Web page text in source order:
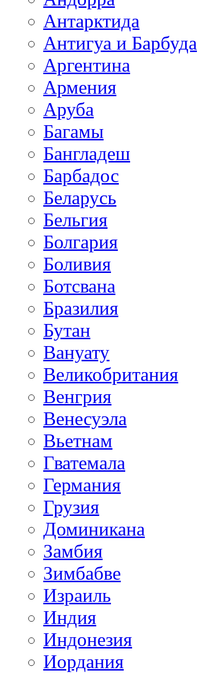
Антарктида
Антигуа и Барбуда
Аргентина
Армения
Аруба
Багамы
Бангладеш
Барбадос
Беларусь
Бельгия
Болгария
Боливия
Ботсвана
Бразилия
Бутан
Вануату
Великобритания
Венгрия
Венесуэла
Вьетнам
Гватемала
Германия
Грузия
Доминикана
Замбия
Зимбабве
Израиль
Индия
Индонезия
Иордания